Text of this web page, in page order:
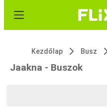
Kezdőlap Busz
Jaakna - Buszok